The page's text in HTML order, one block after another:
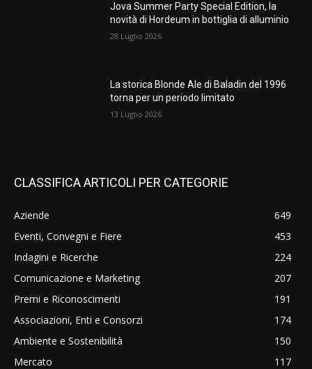
Jova Summer Party Special Edition, la
novità di Hordeum in bottiglia di alluminio
28 Luglio 2026
La storica Blonde Ale di Baladin del 1996
torna per un periodo limitato
13 Luglio 2026
CLASSIFICA ARTICOLI PER CATEGORIE
Aziende
649
Eventi, Convegni e Fiere
453
Indagini e Ricerche
224
Comunicazione e Marketing
207
Premi e Riconoscimenti
191
Associazioni, Enti e Consorzi
174
Ambiente e Sostenibilità
150
Mercato
117